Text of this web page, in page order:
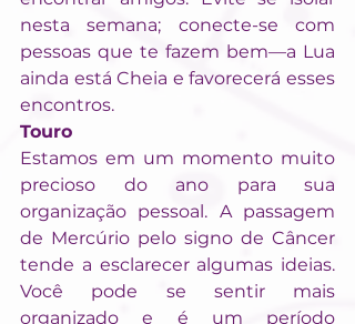
nesta semana; conecte-se com
pessoas que te fazem bem—a Lua
ainda está Cheia e favorecerá esses
encontros.
Touro
Estamos em um momento muito
precioso do ano para sua
organização pessoal. A passagem
de Mercúrio pelo signo de Câncer
tende a esclarecer algumas ideias.
Você pode se sentir mais
organizado e é um período